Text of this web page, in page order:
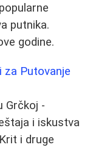
putnika.
godine.
za Putovanje
Grčkoj -
i iskustva
i druge